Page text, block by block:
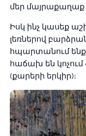
մեր մայրաքաղաք
Իսկ ինչ կասեք
լեռներով
հպարտանում ենք
հաճախ են
(քարերի երկիր)։